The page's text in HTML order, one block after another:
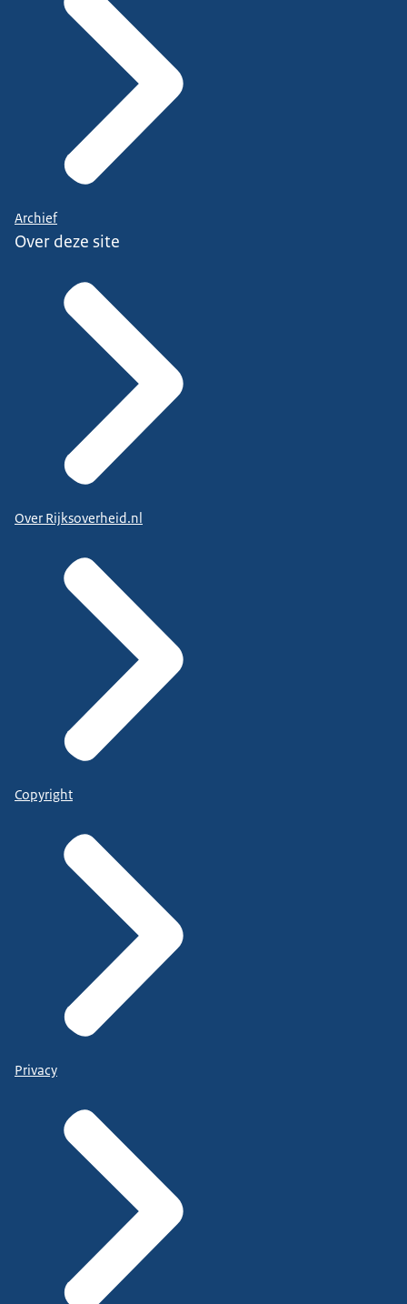
Archief
Over deze site
Over Rijksoverheid.nl
Copyright
Privacy